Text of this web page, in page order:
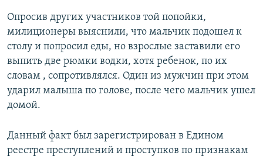
Опросив других участников той попойки,
милиционеры выяснили, что мальчик подошел к
столу и попросил еды, но взрослые заставили его
выпить две рюмки водки, хотя ребенок, по их
словам , сопротивлялся. Один из мужчин при этом
ударил малыша по голове, после чего мальчик ушел
домой.
Данный факт был зарегистрирован в Едином
реестре преступлений и проступков по признакам